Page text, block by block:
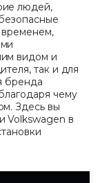
людей,
видом и
так и для
бренда
чему
Здесь вы
Volkswagen в